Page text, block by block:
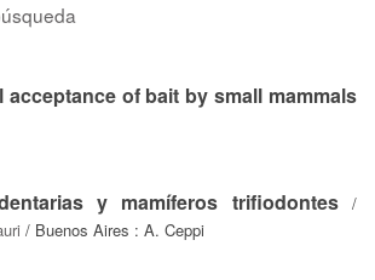
acceptance of bait by small mammals
y mamíferos trifiodontes/
/ Buenos Aires : A. Ceppi